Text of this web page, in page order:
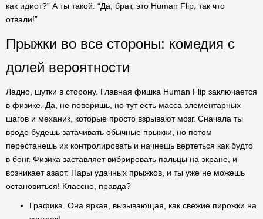
как идиот?” А ты такой: “Да, брат, это Human Flip, так что
отвали!”
Прыжки во все стороны: комедия с
долей вероятности
Ладно, шутки в сторону. Главная фишка Human Flip заключается
в физике. Да, не поверишь, но тут есть масса элементарных
шагов и механик, которые просто взрывают мозг. Сначала ты
вроде будешь затачивать обычные прыжки, но потом
перестанешь их контролировать и начнешь вертеться как будто
в бонг. Физика заставляет вибрировать пальцы на экране, и
возникает азарт. Пары удачных прыжков, и ты уже не можешь
остановиться! Классно, правда?
Графика. Она яркая, вызывающая, как свежие пирожки на